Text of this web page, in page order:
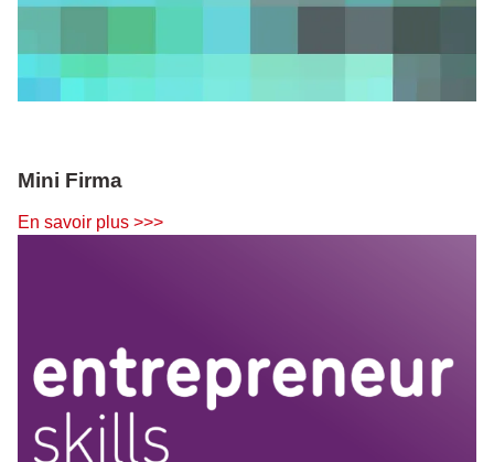
Mini Firma
En savoir plus >>>